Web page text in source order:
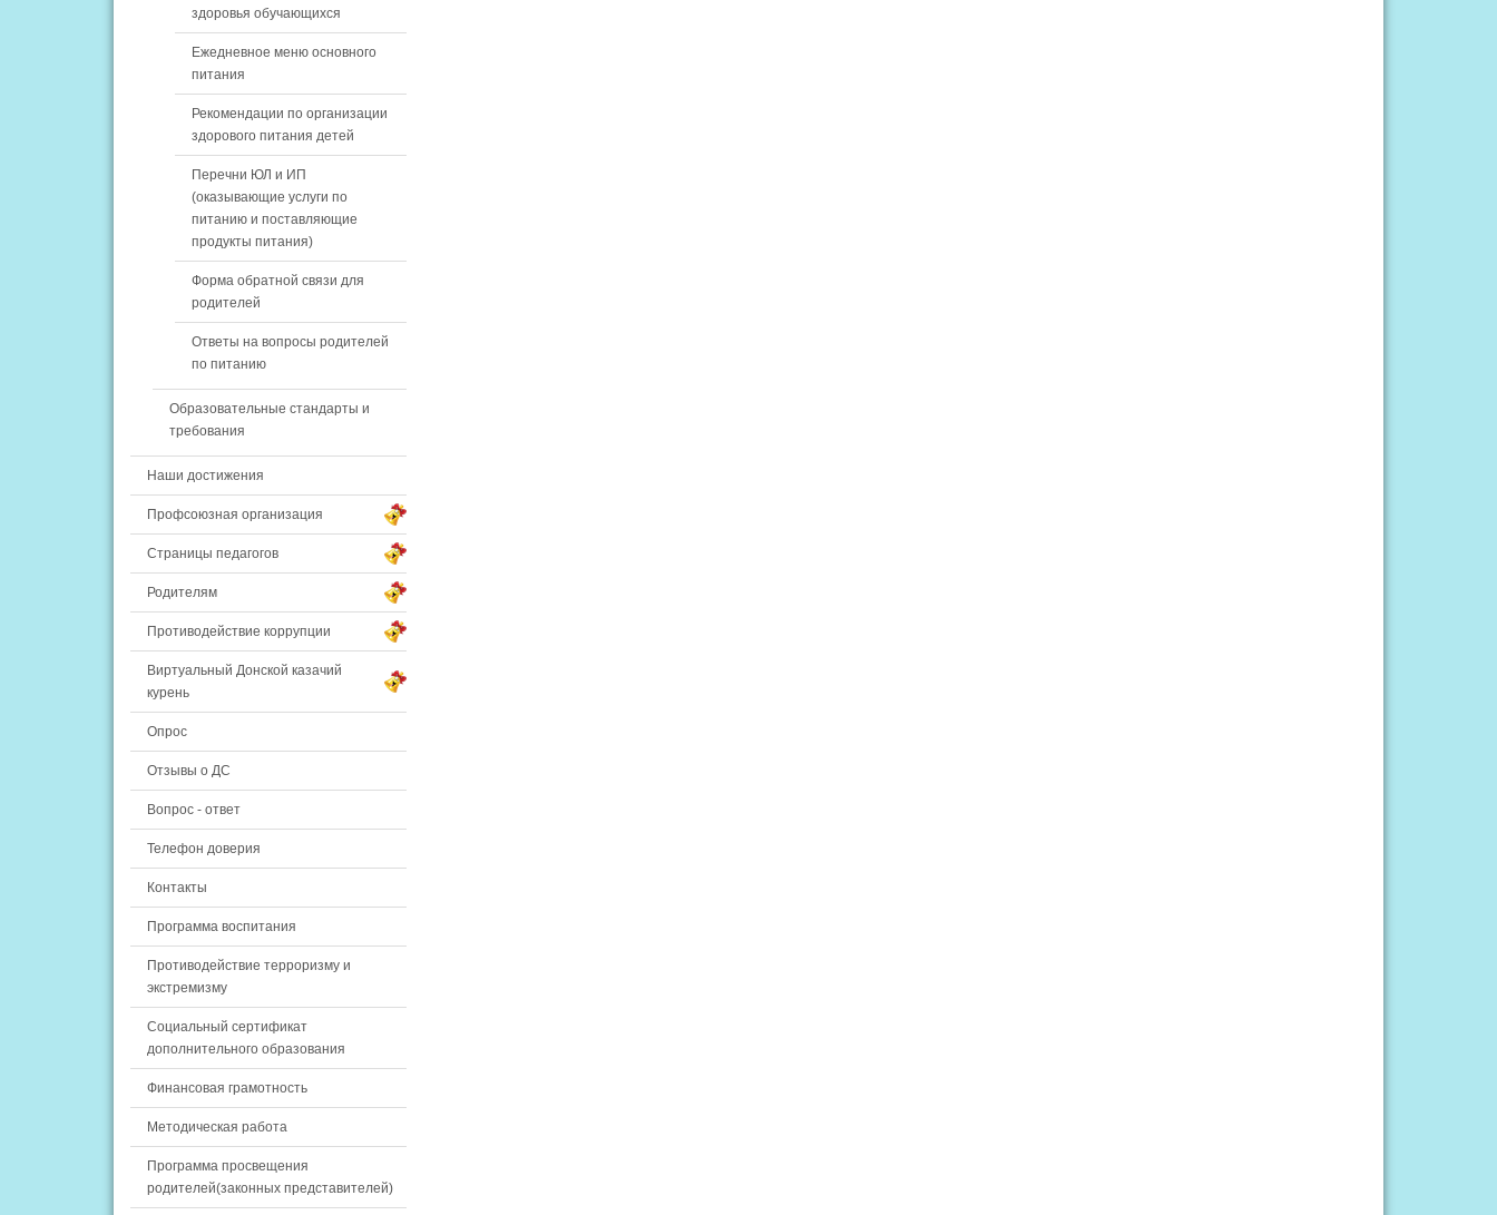
здоровья обучающихся
Ежедневное меню основного
питания
Рекомендации по организации
здорового питания детей
Перечни ЮЛ и ИП
(оказывающие услуги по
питанию и поставляющие
продукты питания)
Форма обратной связи для
родителей
Ответы на вопросы родителей
по питанию
Образовательные стандарты и
требования
Наши достижения
Профсоюзная организация
Страницы педагогов
Родителям
Противодействие коррупции
Виртуальный Донской казачий
курень
Опрос
Отзывы о ДС
Вопрос - ответ
Телефон доверия
Контакты
Программа воспитания
Противодействие терроризму и
экстремизму
Социальный сертификат
дополнительного образования
Финансовая грамотность
Методическая работа
Программа просвещения
родителей(законных представителей)